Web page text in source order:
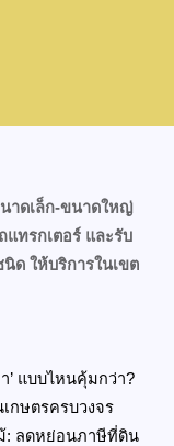
าดเล็ก-ขนาดใหญ่
แทรกเตอร์ และรับ
ด ให้บริการในเขต
า’ แบบไหนคุ้มกว่า?
กษตรครบวงจร
: ลดหย่อนภาษีที่ดิน